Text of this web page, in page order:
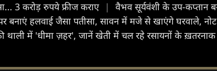
3 करोड़ रुपये फ्रीज कराए |
वैभव सूर्यवंशी के उप-कप्तान
हलवाई जैसा पतीसा, सावन में मजे से खाएंगे घरवाले, नोट
थाली में 'धीमा ज़हर', जानें खेती में चल रहे रसायनों के